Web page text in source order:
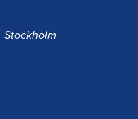
Stockholm